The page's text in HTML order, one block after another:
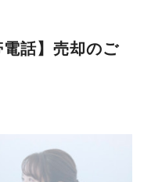
話】売却のご